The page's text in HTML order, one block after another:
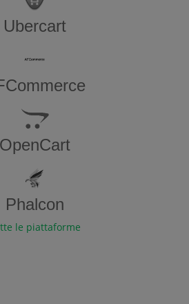
Ubercart
OpenCart
Phalcon
le piattaforme